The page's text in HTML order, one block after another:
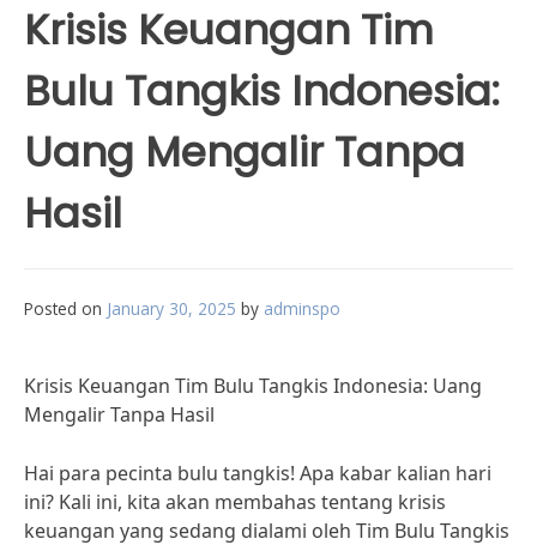
Krisis Keuangan Tim
Bulu Tangkis Indonesia:
Uang Mengalir Tanpa
Hasil
Posted on January 30, 2025 by adminspo
Krisis Keuangan Tim Bulu Tangkis Indonesia: Uang
Mengalir Tanpa Hasil
Hai para pecinta bulu tangkis! Apa kabar kalian hari
ini? Kali ini, kita akan membahas tentang krisis
keuangan yang sedang dialami oleh Tim Bulu Tangkis